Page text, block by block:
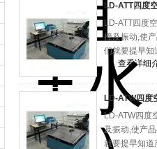
LD-ATT四度
LD-ATT四度
撞及振动,使
们就要提早知
查看详细
LD-ATW四度
LD-ATW四度
及振动,使产
就要提早知道